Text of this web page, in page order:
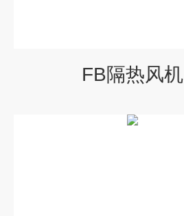
FB隔热风机